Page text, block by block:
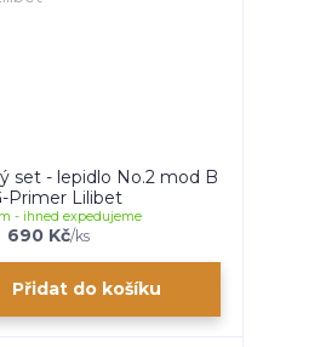
set - lepidlo No.2 mod B
Primer Lilibet
690 Kč/ks
- ihned expedujeme
Přidat do košíku